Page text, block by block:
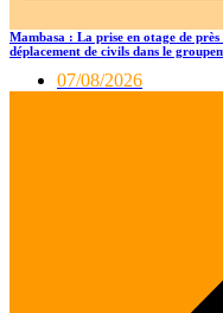
Mambasa : La prise en otage de
déplacement de civils dans le
07/08/2026